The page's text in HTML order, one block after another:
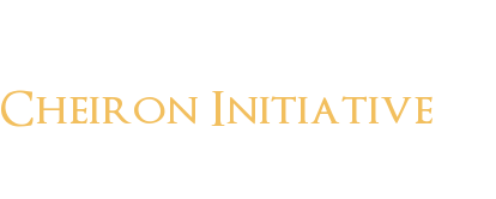
Cheiron Initiative